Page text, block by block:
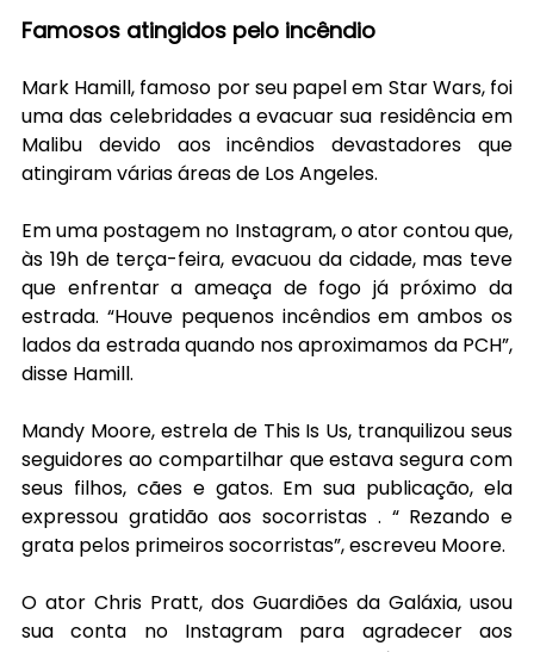
Famosos atingidos pelo incêndio
Mark Hamill, famoso por seu papel em Star Wars, foi
uma das celebridades a evacuar sua residência em
Malibu devido aos incêndios devastadores que
atingiram várias áreas de Los Angeles.
Em uma postagem no Instagram, o ator contou que,
às 19h de terça-feira, evacuou da cidade, mas teve
que enfrentar a ameaça de fogo já próximo da
estrada. “Houve pequenos incêndios em ambos os
lados da estrada quando nos aproximamos da PCH”,
disse Hamill.
Mandy Moore, estrela de This Is Us, tranquilizou seus
seguidores ao compartilhar que estava segura com
seus filhos, cães e gatos. Em sua publicação, ela
expressou gratidão aos socorristas . “ Rezando e
grata pelos primeiros socorristas”, escreveu Moore.
O ator Chris Pratt, dos Guardiões da Galáxia, usou
sua conta no Instagram para agradecer aos